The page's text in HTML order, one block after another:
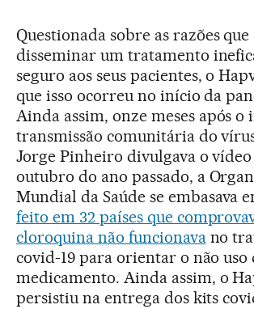
Questionada sobre as razões
disseminar um tratamento
seguro aos seus pacientes, o
que isso ocorreu no início da
Ainda assim, onze meses após o
transmissão comunitária do
Jorge Pinheiro divulgava o
outubro do ano passado, a
Mundial da Saúde se embasava
feito em 32 países que
cloroquina não funcionavano
covid-19 para orientar o não uso
medicamento. Ainda assim, o
persistiu na entrega dos kits